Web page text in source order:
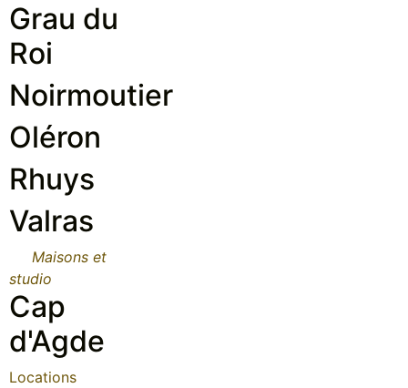
Grau du
Roi
Noirmoutier
Oléron
Rhuys
Valras
Maisons et
studio
Cap
d'Agde
Locations